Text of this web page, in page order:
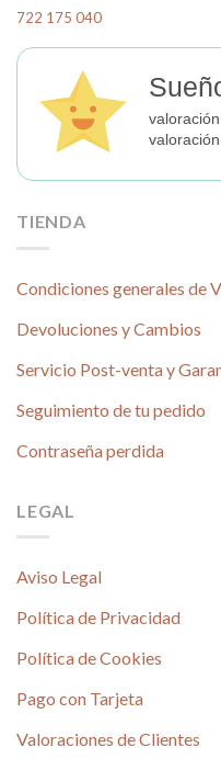
722 175 040
TIENDA
Condiciones generales de
Devoluciones y Cambios
Servicio Post-venta y
Seguimiento de tu pedido
Contraseña perdida
LEGAL
Aviso Legal
Política de Privacidad
Política de Cookies
Pago con Tarjeta
Valoraciones de Clientes